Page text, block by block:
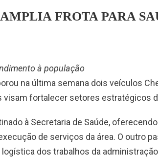
FROTA PARA
à população
na última semana dois veículos
visam fortalecer setores estratégicos
à Secretaria de Saúde,
de serviços da área. O outro
dos trabalhos da